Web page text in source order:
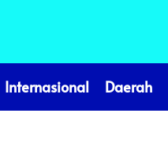
Internasional Daerah